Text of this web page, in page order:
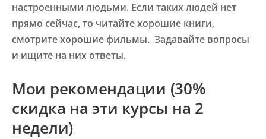
настроенными людьми. Если таких людей нет
прямо сейчас, то читайте хорошие книги,
смотрите хорошие фильмы. Задавайте вопросы
и ищите на них ответы.
Мои рекомендации (30%
скидка на эти курсы на 2
недели)